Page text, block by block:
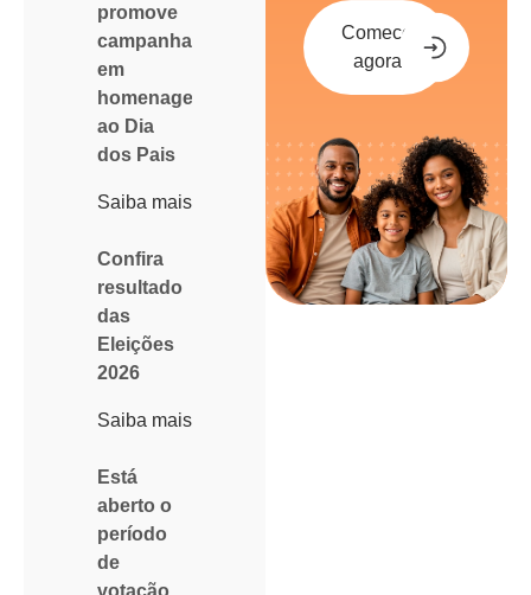
promove
campanha
em
homenagem
ao Dia
dos Pais
Saiba mais
Confira
resultado
das
Eleições
2026
Saiba mais
Está
aberto o
período
de
votação
Comece
agora